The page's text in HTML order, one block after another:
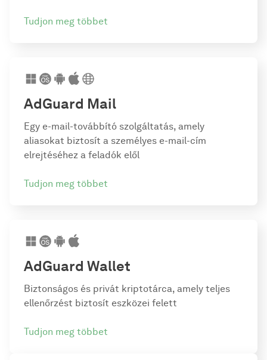
Tudjon meg többet
AdGuard Mail
Egy e-mail-továbbító szolgáltatás, amely
aliasokat biztosít a személyes e-mail-cím
elrejtéséhez a feladók elől
Tudjon meg többet
AdGuard Wallet
Biztonságos és privát kriptotárca, amely teljes
ellenőrzést biztosít eszközei felett
Tudjon meg többet